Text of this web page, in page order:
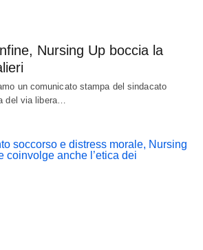
Nursing Up boccia la
un comunicato stampa del sindacato
del via libera…